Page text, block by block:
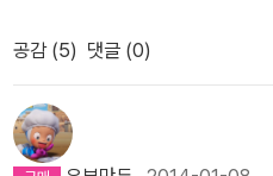
중의적이고 복잡한 중층성 의미
소용돌이로 마치 우리의 죽음의 그
문장의 보편성과 함께.
때 선장인 에이해브는 자신의 목
선원들에게 밝힙니다. 일부 선원들
에이해브의 집념에 휩쓸려 모비
잡는 것을 목표로 삼는다면 선원들
이해브 선장은 다른 고래들을 보이
한 번 떠나면 삼 년의 여정을 바다
에서 출항 직전 예배를 드린다. 역
서'를 설교한다.(요나- 하나님의 명
폭풍을 만나자, 큰 물고기의 뱃속
었을 것이다.그 40년 포경선 생활
은 처녀와 결혼하여 아이까지 얻었지만 그는 지난 40년중 육
생활은 3년밖에 안 됐다.37년이란
망망대해 그 외롭고 굽이치는 고독
고 익힌것이 오직 그것이었기에 그에게는 삶의 전부였을 것
공감 (5) 댓글 (0)